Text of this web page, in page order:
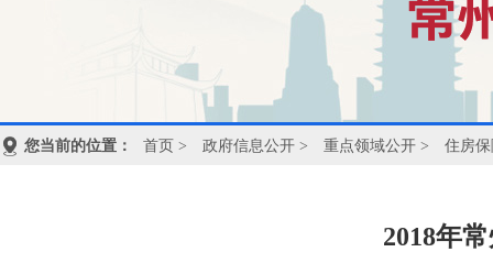
您当前的位置： 首页 > 政府信息公开 > 重点领域公开 > 住房
2018年